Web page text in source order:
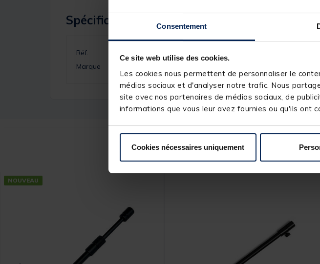
Consentement
Ce site web utilise des cookies.
Les cookies nous permettent de personnaliser le
médias sociaux et d'analyser notre trafic. Nous
site avec nos partenaires de médias sociaux, de
informations que vous leur avez fournies ou qu'ils ont
Cookies nécessaires uniquement
Spécifications
Réf.
Marque
Ces produits
NOUVEAU